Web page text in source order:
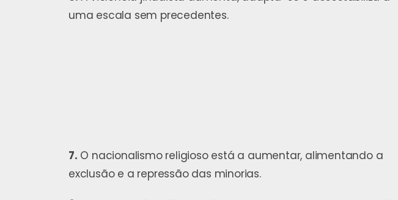
uma escala sem precedentes.
7. O nacionalismo religioso está a aumentar, alimentando a
exclusão e a repressão das minorias.